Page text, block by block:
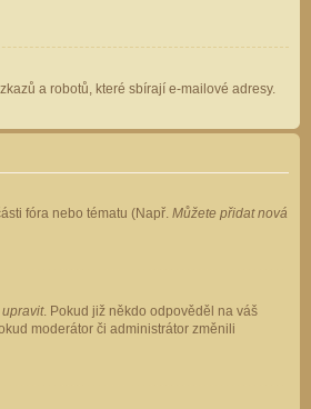
a robotů, které sbírají e-mailové adresy.
fóra nebo tématu (Např. Můžete přidat nová
upravit. Pokud již někdo odpověděl na váš
moderátor či administrátor změnili